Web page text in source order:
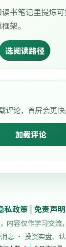
书笔记里提炼可
架。
选阅读路径
评论，首屏会更快
加载评论
私政策 | 免责声明
内容仅作学习交流
息 · 投资实盘、